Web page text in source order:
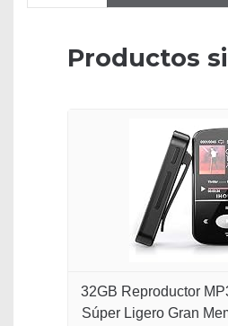
Productos
32GB Reproductor
Súper Ligero Gran